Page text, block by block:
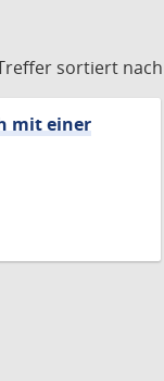
sortiert nach
mit einer